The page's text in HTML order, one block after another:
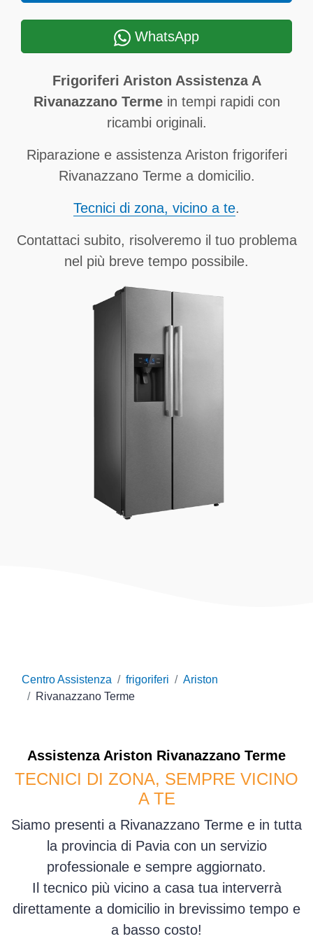
WhatsApp
Frigoriferi Ariston Assistenza A
Rivanazzano Termein tempi rapidi con
ricambi originali.
Riparazione e assistenza Ariston frigoriferi
Rivanazzano Terme a domicilio.
Tecnici di zona, vicino a te.
Contattaci subito, risolveremo il tuo problema
nel più breve tempo possibile.
Centro Assistenza frigoriferi
Ariston
Rivanazzano Terme
Assistenza Ariston Rivanazzano Terme
TECNICI DI ZONA, SEMPRE VICINO
A TE
Siamo presenti a Rivanazzano Terme e in tutta
la provincia di Pavia con un servizio
professionale e sempre aggiornato.
Il tecnico più vicino a casa tua interverrà
direttamente a domicilio in brevissimo tempo e
a basso costo!